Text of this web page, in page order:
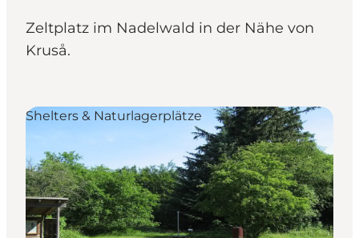
Plane deine Reise
Booking
Zeltplatz im Nadelwald in der Nähe von
Kruså.
Shelters & Naturlagerplätze